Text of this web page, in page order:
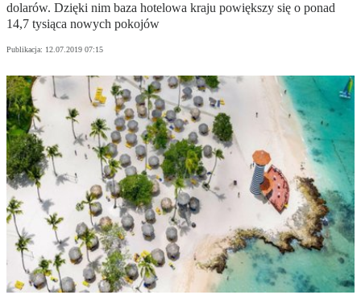
dolarów. Dzięki nim baza hotelowa kraju powiększy się o ponad
14,7 tysiąca nowych pokojów
Publikacja: 12.07.2019 07:15